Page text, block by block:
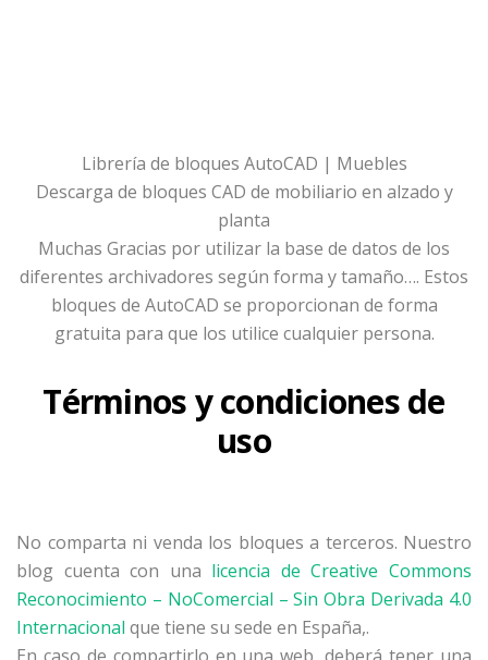
Librería de bloques AutoCAD | Muebles
Descarga de bloques CAD de mobiliario en alzado y
planta
Muchas Gracias por utilizar la base de datos de los
diferentes archivadores según forma y tamaño…. Estos
bloques de AutoCAD se proporcionan de forma
gratuita para que los utilice cualquier persona.
Términos y condiciones de
uso
No comparta ni venda los bloques a terceros. Nuestro
blog cuenta con una licencia de Creative Commons
Reconocimiento – NoComercial – Sin Obra Derivada 4.0
Internacional que tiene su sede en España,.